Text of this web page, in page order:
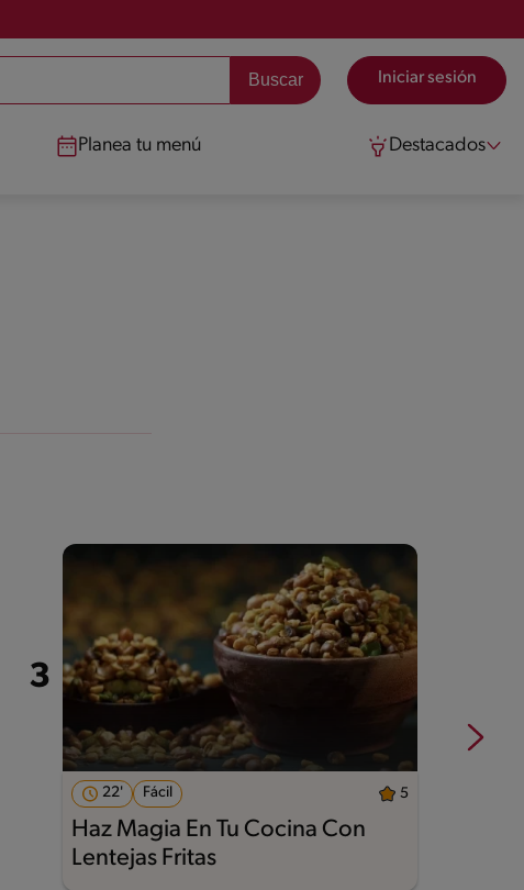
Iniciar sesión
Planea tu menú Destacados
22' Fácil 5
Haz Magia En Tu Cocina Con
Lentejas Fritas